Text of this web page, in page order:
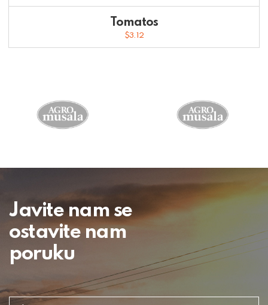
Tomatos
$3.12
Javite nam se
ostavite nam
poruku